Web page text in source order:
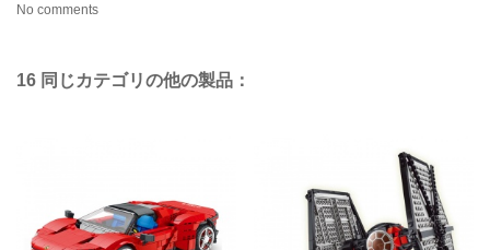
No comments
16 同じカテゴリの他の製品：